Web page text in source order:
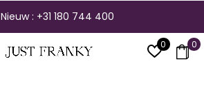
0 0
Nieuw : +31 180 744 400